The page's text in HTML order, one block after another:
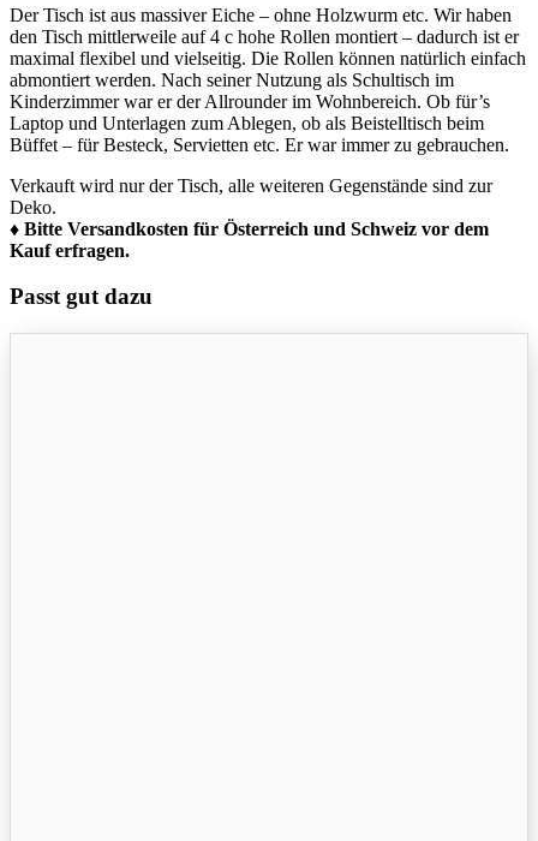
Der Tisch ist aus massiver Eiche – ohne Holzwurm etc. Wir haben
den Tisch mittlerweile auf 4 c hohe Rollen montiert – dadurch ist er
maximal flexibel und vielseitig. Die Rollen können natürlich einfach
abmontiert werden. Nach seiner Nutzung als Schultisch im
Kinderzimmer war er der Allrounder im Wohnbereich. Ob für’s
Laptop und Unterlagen zum Ablegen, ob als Beistelltisch beim
Büffet – für Besteck, Servietten etc. Er war immer zu gebrauchen.
Verkauft wird nur der Tisch, alle weiteren Gegenstände sind zur
Deko.
♦ Bitte Versandkosten für Österreich und Schweiz vor dem
Kauf erfragen.
Passt gut dazu